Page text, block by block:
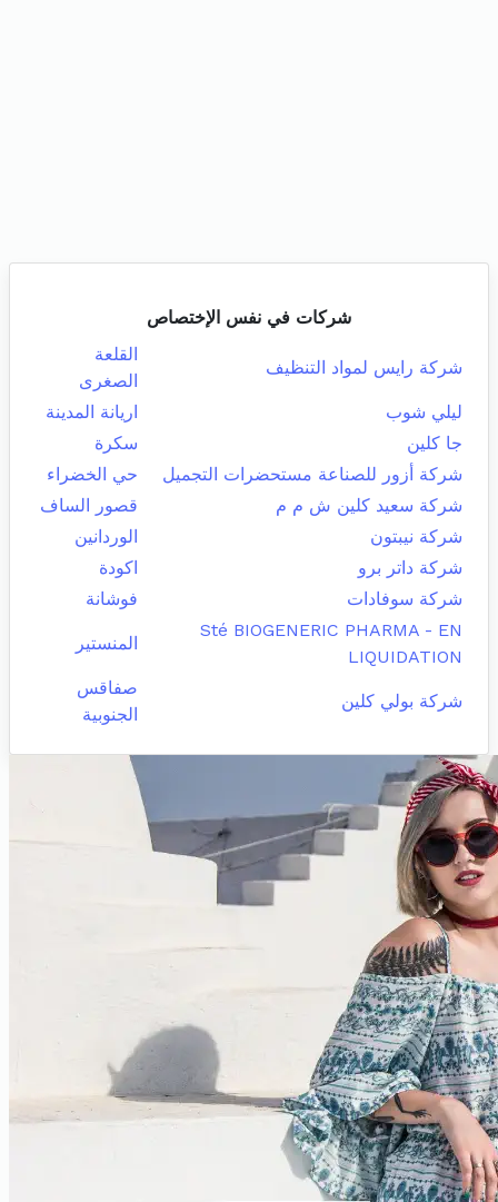
شركات في نفس الإختصاص
شركة رايس لمواد التنظيف
القلعة
الصغرى
ليلي شوب
اريانة المدينة
جا كلين
سكرة
شركة أزور للصناعة مستحضرات التجميل
حي الخضراء
شركة سعيد كلين ش م م
قصور الساف
شركة نيبتون
الوردانين
شركة داتر برو
اكودة
شركة سوفادات
فوشانة
Sté BIOGENERIC PHARMA - EN
LIQUIDATION
المنستير
شركة بولي كلين
صفاقس
الجنوبية